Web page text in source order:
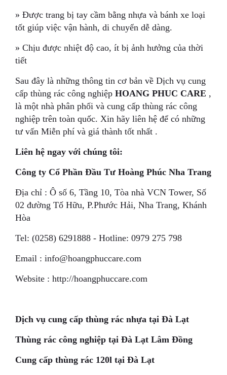
» Được trang bị tay cầm bằng nhựa và bánh xe loại
tốt giúp việc vận hành, di chuyển dễ dàng.
» Chịu được nhiệt độ cao, ít bị ảnh hưởng của thời
tiết
Sau đây là những thông tin cơ bản về Dịch vụ cung
cấp thùng rác công nghiệp HOANG PHUC CARE ,
là một nhà phân phối và cung cấp thùng rác công
nghiệp trên toàn quốc. Xin hãy liên hệ để có những
tư vấn Miễn phí và giá thành tốt nhất .
Liên hệ ngay với chúng tôi:
Công ty Cổ Phần Đầu Tư Hoàng Phúc Nha Trang
Địa chỉ : Ô số 6, Tầng 10, Tòa nhà VCN Tower, Số
02 đường Tố Hữu, P.Phước Hải, Nha Trang, Khánh
Hòa
Tel: (0258) 6291888 - Hotline: 0979 275 798
Email : info@hoangphuccare.com
Website : http://hoangphuccare.com
Dịch vụ cung cấp thùng rác nhựa tại Đà Lạt
Thùng rác công nghiệp tại Đà Lạt Lâm Đồng
Cung cấp thùng rác 120l tại Đà Lạt